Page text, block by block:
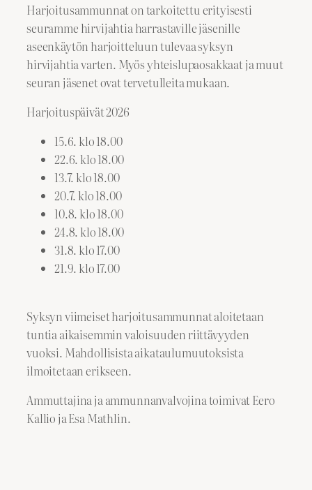
Harjoitusammunnat on tarkoitettu erityisesti
seuramme hirvijahtia harrastaville jäsenille
aseenkäytön harjoitteluun tulevaa syksyn
hirvijahtia varten. Myös yhteislupaosakkaat ja muut
seuran jäsenet ovat tervetulleita mukaan.
Harjoituspäivät 2026
15.6. klo 18.00
22.6. klo 18.00
13.7. klo 18.00
20.7. klo 18.00
10.8. klo 18.00
24.8. klo 18.00
31.8. klo 17.00
21.9. klo 17.00
Syksyn viimeiset harjoitusammunnat aloitetaan
tuntia aikaisemmin valoisuuden riittävyyden
vuoksi. Mahdollisista aikataulumuutoksista
ilmoitetaan erikseen.
Ammuttajina ja ammunnanvalvojina toimivat Eero
Kallio ja Esa Mathlin.